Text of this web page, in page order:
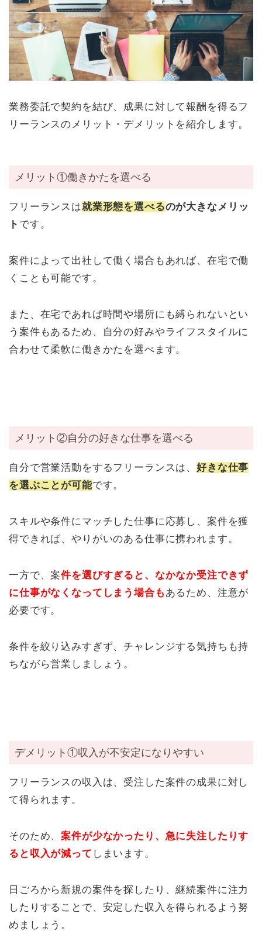
業務委託で契約を結び、成果に対して報酬を得るフ
リーランスのメリット・デメリットを紹介します。
メリット①働きかたを選べる
フリーランスは就業形態を選べるのが大きなメリッ
ト です。
案件によって出社して働く場合もあれば、在宅で働
くことも可能です。
また、在宅であれば時間や場所にも縛られないとい
う案件もあるため、自分の好みやライフスタイルに
合わせて柔軟に働きかたを選べます。
メリット②自分の好きな仕事を選べる
自分で営業活動をするフリーランスは、好きな仕事
を選ぶことが可能です。
スキルや条件にマッチした仕事に応募し、案件を獲
得できれば、やりがいのある仕事に携われます。
一方で、案件を選びすぎると、なかなか受注できず
に仕事がなくなってしまう場合も あるため、注意が
必要です。
条件を絞り込みすぎず、チャレンジする気持ちも持
ちながら営業しましょう。
デメリット①収入が不安定になりやすい
フリーランスの収入は、受注した案件の成果に対し
て得られます。
そのため、案件が少なかったり、急に失注したりす
ると収入が減って しまいます。
日ごろから新規の案件を探したり、継続案件に注力
したりすることで、安定した収入を得られるよう努
めましょう。